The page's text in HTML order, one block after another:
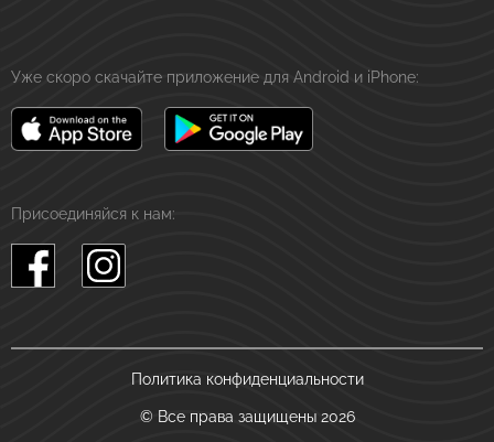
Уже скоро скачайте приложение для Android и iPhone:
Присоединяйся к нам:
Политика конфиденциальности
© Все права защищены 2026